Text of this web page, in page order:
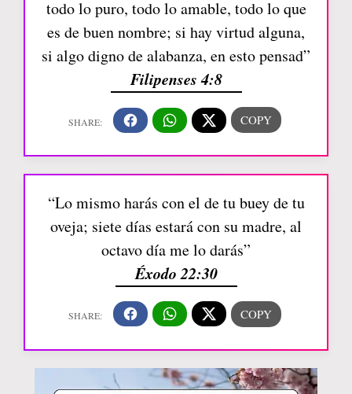
todo lo puro, todo lo amable, todo lo que
es de buen nombre; si hay virtud alguna,
si algo digno de alabanza, en esto pensad”
Filipenses 4:8
“Lo mismo harás con el de tu buey de tu
oveja; siete días estará con su madre, al
octavo día me lo darás”
Éxodo 22:30